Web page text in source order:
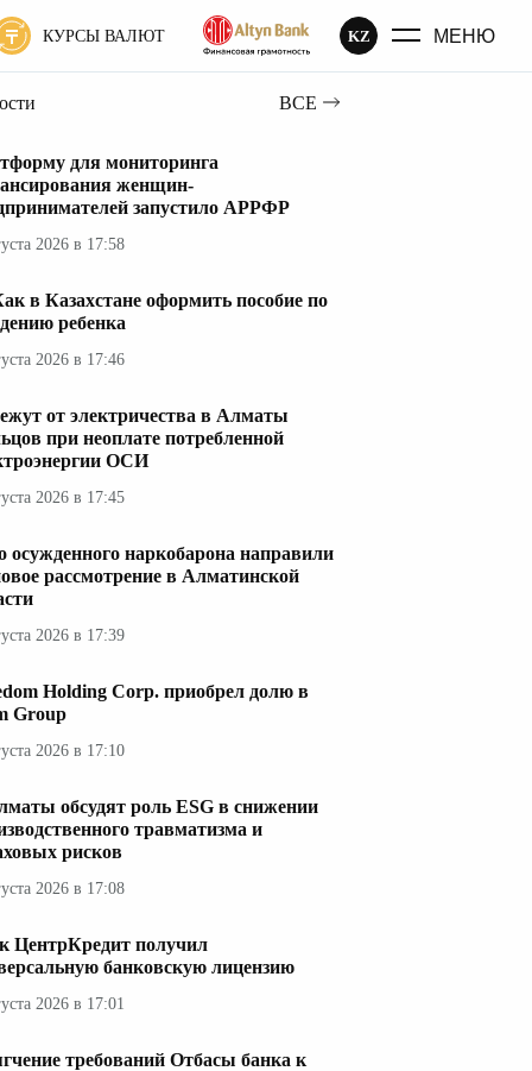
КУРСЫ ВАЛЮТ KZ МЕНЮ
ВСЕ
для мониторинга
женщин-
запустило АРРФР
2026 в 17:58
в Казахстане оформить пособие по
ребенка
2026 в 17:46
от электричества в Алматы
при неоплате потребленной
ОСИ
2026 в 17:45
осужденного наркобарона направили
рассмотрение в Алматинской
2026 в 17:39
Holding Corp. приобрел долю в
Group
2026 в 17:10
обсудят роль ESG в снижении
травматизма и
рисков
2026 в 17:08
ЦентрКредит получил
банковскую лицензию
2026 в 17:01
требований Отбасы банка к